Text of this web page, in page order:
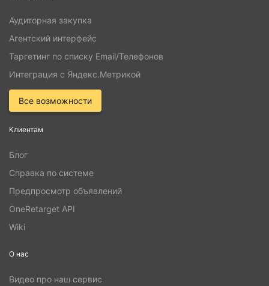
Аудиторная закупка
Агентский интерфейс
Таргетинг по списку Email/Телефонов
Интеграция с Яндекс.Метрикой
Все возможности
Клиентам
Блог
Справка по системе
Предпросмотр объявлений
OneRetarget API
Wiki
О нас
Видео про наш сервис